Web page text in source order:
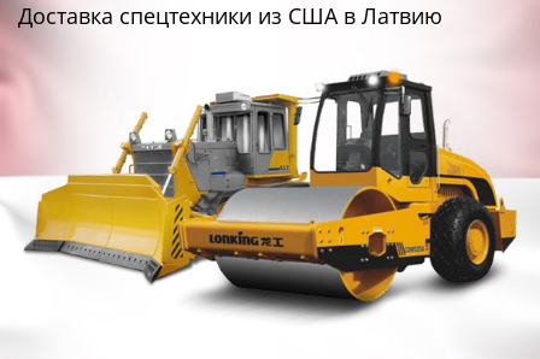
Доставка спецтехники из США в Латвию